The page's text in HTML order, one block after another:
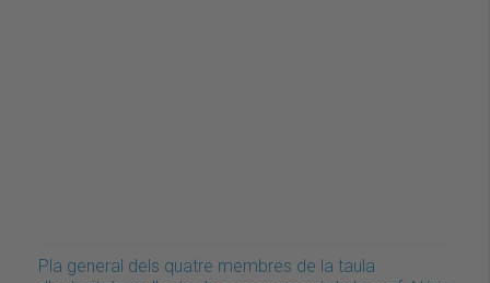
Pla general dels quatre membres de la taula